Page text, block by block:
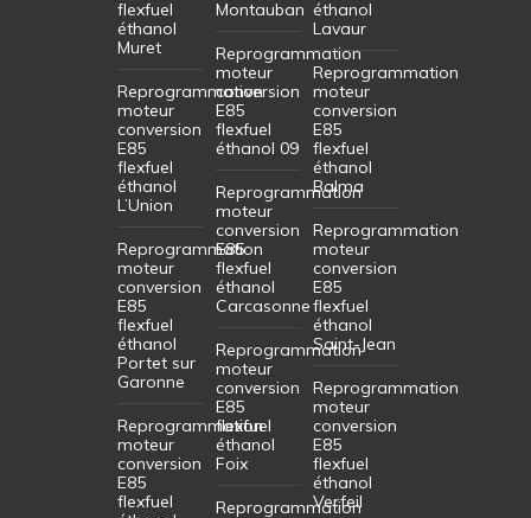
flexfuel
éthanol
Muret
Reprogrammation
moteur
conversion
E85
flexfuel
éthanol
L’Union
Reprogrammation
moteur
conversion
E85
flexfuel
éthanol
Portet sur
Garonne
Reprogrammation
moteur
conversion
E85
flexfuel
Montauban
Reprogrammation
moteur
conversion
E85
flexfuel
éthanol 09
Reprogrammation
moteur
conversion
E85
flexfuel
éthanol
Carcasonne
Reprogrammation
moteur
conversion
E85
flexfuel
éthanol
Foix
Reprogrammation
éthanol
Lavaur
Reprogrammation
moteur
conversion
E85
flexfuel
éthanol
Balma
Reprogrammation
moteur
conversion
E85
flexfuel
éthanol
Saint-Jean
Reprogrammation
moteur
conversion
E85
flexfuel
éthanol
Verfeil